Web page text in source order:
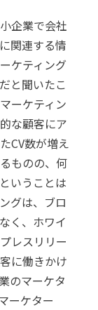
企業で会社
関連する情
ケティング
と聞いたこ
ーケティン
な顧客にア
CV数が増え
ものの、何
いうことは
グは、ブロ
く、ホワイ
レスリリー
に働きかけ
のマーケタ
ーケター